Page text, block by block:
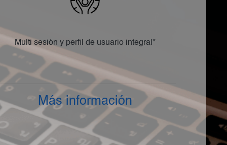
Multi sesión y perfil de usuario integral*
Más información